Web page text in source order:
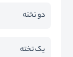
دو تخته
یک تخته